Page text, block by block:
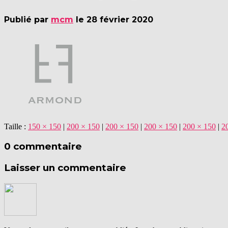
Publié par mcm le 28 février 2020
Taille : 150 × 150 | 200 × 150 | 200 × 150 | 200 × 150 | 200 × 150 |
0 commentaire
Laisser un commentaire